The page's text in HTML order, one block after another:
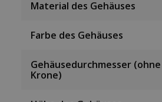
Material des Gehäuses
Farbe des Gehäuses
Gehäusedurchmesser (ohne
Krone)